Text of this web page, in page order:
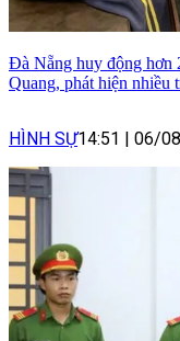
Đà Nẵng huy động hơn
Quang, phát hiện nhiều
HÌNH SỰ14:51 06/